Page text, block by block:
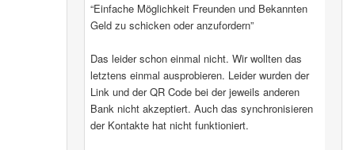
“Einfache Möglichkeit Freunden und Bekannten
Geld zu schicken oder anzufordern”
Das leider schon einmal nicht. Wir wollten das
letztens einmal ausprobieren. Leider wurden der
Link und der QR Code bei der jeweils anderen
Bank nicht akzeptiert. Auch das synchronisieren
der Kontakte hat nicht funktioniert.